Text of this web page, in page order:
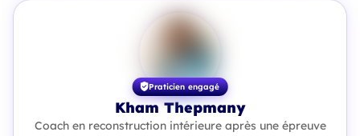
Praticien engagé
Kham Thepmany
Coach en reconstruction intérieure après une épreuve